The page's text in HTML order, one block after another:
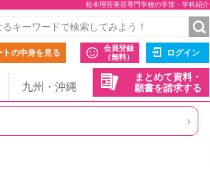
松本理容美容専門学校の学部・学科紹介
トの中身を見る
会員登録
（無料）
ログイン
まとめて資料・
願書を請求する
九州・沖縄
›